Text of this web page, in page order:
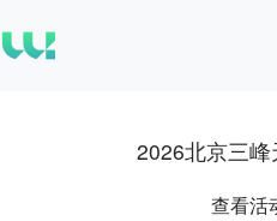
2026北京三
查看活